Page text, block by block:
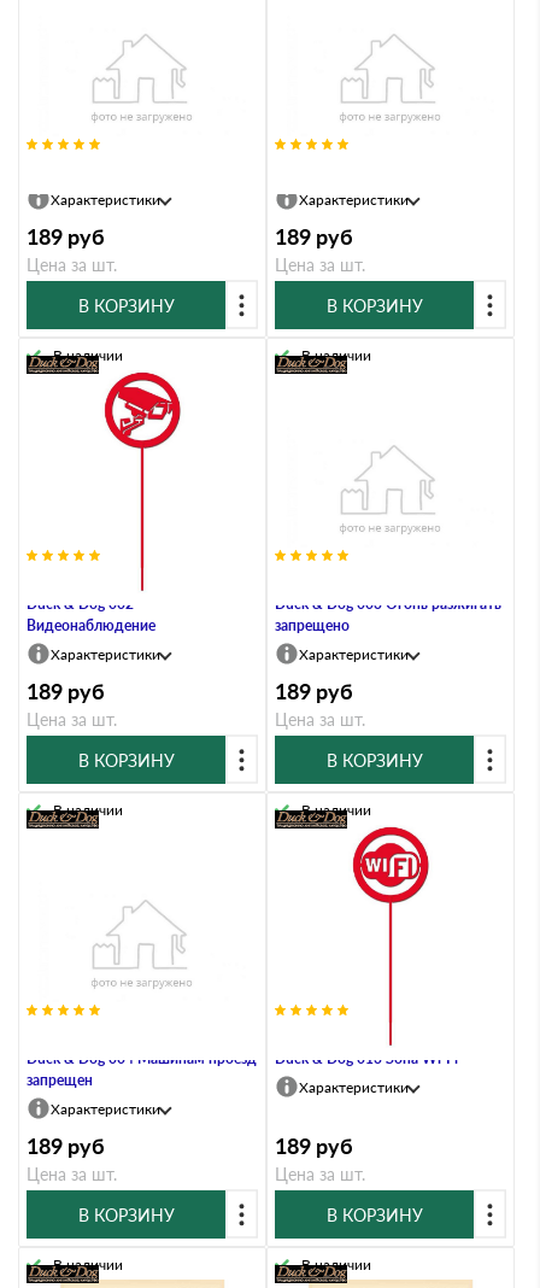
Характеристики
189 руб
Цена за шт.
В КОРЗИНУ
Характеристики
189 руб
Цена за шт.
В КОРЗИНУ
Duck & Dog 002
Видеонаблюдение
В наличии
Характеристики
189 руб
Цена за шт.
В КОРЗИНУ
Duck & Dog 003 Огонь разжигать
запрещено
В наличии
Характеристики
189 руб
Цена за шт.
В КОРЗИНУ
Duck & Dog 004 Машинам проезд
запрещен
В наличии
Характеристики
189 руб
Цена за шт.
В КОРЗИНУ
Duck & Dog 013 Зона Wi-Fi
В наличии
Характеристики
189 руб
Цена за шт.
В КОРЗИНУ
В наличии В наличии